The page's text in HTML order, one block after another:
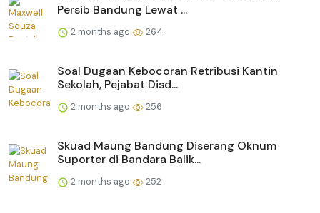
Persib Bandung Lewat ...
2 months ago 264
Soal Dugaan Kebocoran Retribusi Kantin
Sekolah, Pejabat Disd...
2 months ago 256
Skuad Maung Bandung Diserang Oknum
Suporter di Bandara Balik...
2 months ago 252